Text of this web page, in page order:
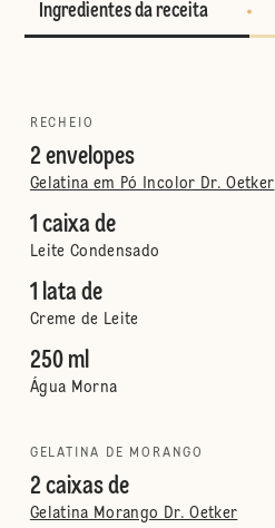
Ingredientes da receita
RECHEIO
2 envelopes
Gelatina em Pó Incolor Dr. Oetker
1 caixa de
Leite Condensado
1 lata de
Creme de Leite
250 ml
Água Morna
GELATINA DE MORANGO
2 caixas de
Gelatina Morango Dr. Oetker